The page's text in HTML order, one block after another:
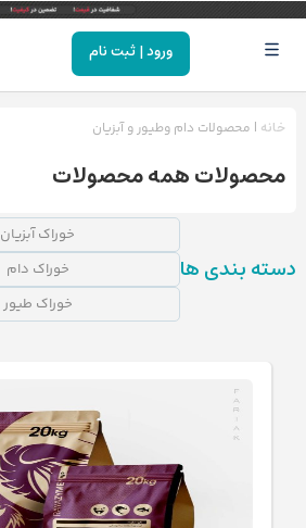
ورود | ثبت نام
خانه | محصولات دام وطیور و آبزیان
محصولاتهمه محصولات
دسته بندی ها
خوراک آبزیان
خوراک دام
خوراک طیور